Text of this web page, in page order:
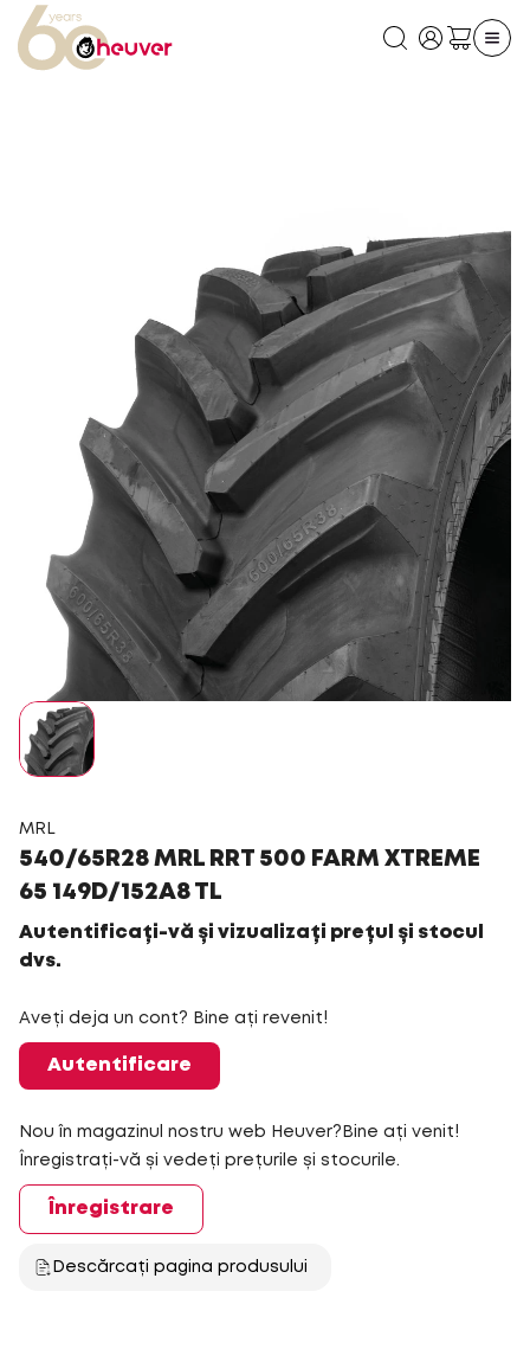
MRL
540/65R28 MRL RRT 500 FARM XTREME
65 149D/152A8 TL
Autentificați-vă și vizualizați prețul și stocul
dvs.
Aveți deja un cont? Bine ați revenit!
Autentificare
Nou în magazinul nostru web Heuver?Bine ați venit!
Înregistrați-vă și vedeți prețurile și stocurile.
Înregistrare
Descărcați pagina produsului